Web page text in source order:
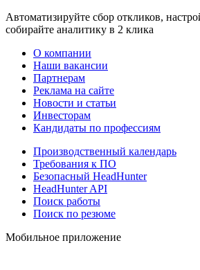
Автоматизируйте сбор откликов,
собирайте аналитику в 2 клика
О компании
Наши вакансии
Партнерам
Реклама на сайте
Новости и статьи
Инвесторам
Кандидаты по профессиям
Производственный календарь
Требования к ПО
Безопасный HeadHunter
HeadHunter API
Поиск работы
Поиск по резюме
Мобильное приложение